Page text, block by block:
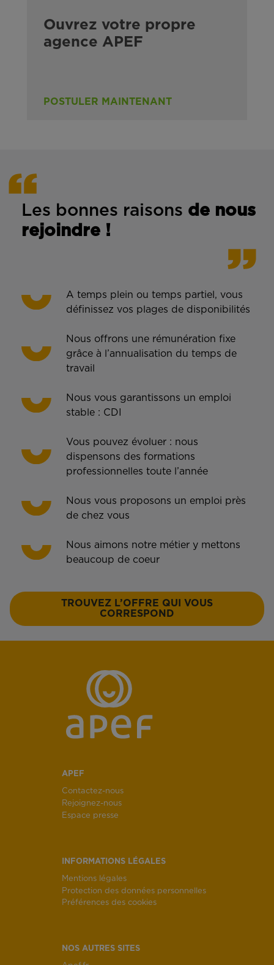
Ouvrez votre propre
agence APEF
POSTULER MAINTENANT
Les bonnes raisons de nous
rejoindre !
A temps plein ou temps partiel, vous
définissez vos plages de disponibilités
Nous offrons une rémunération fixe
grâce à l’annualisation du temps de
travail
Nous vous garantissons un emploi
stable : CDI
Vous pouvez évoluer : nous
dispensons des formations
professionnelles toute l’année
Nous vous proposons un emploi près
de chez vous
Nous aimons notre métier y mettons
beaucoup de coeur
TROUVEZ L’OFFRE QUI VOUS
CORRESPOND
APEF
Contactez-nous
Rejoignez-nous
Espace presse
INFORMATIONS LÉGALES
Mentions légales
Protection des données personnelles
Préférences des cookies
NOS AUTRES SITES